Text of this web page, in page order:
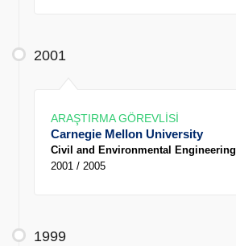
2001
ARAŞTIRMA GÖREVLİSİ
Carnegie Mellon University
Civil and Environmental Engineering
2001 / 2005
1999